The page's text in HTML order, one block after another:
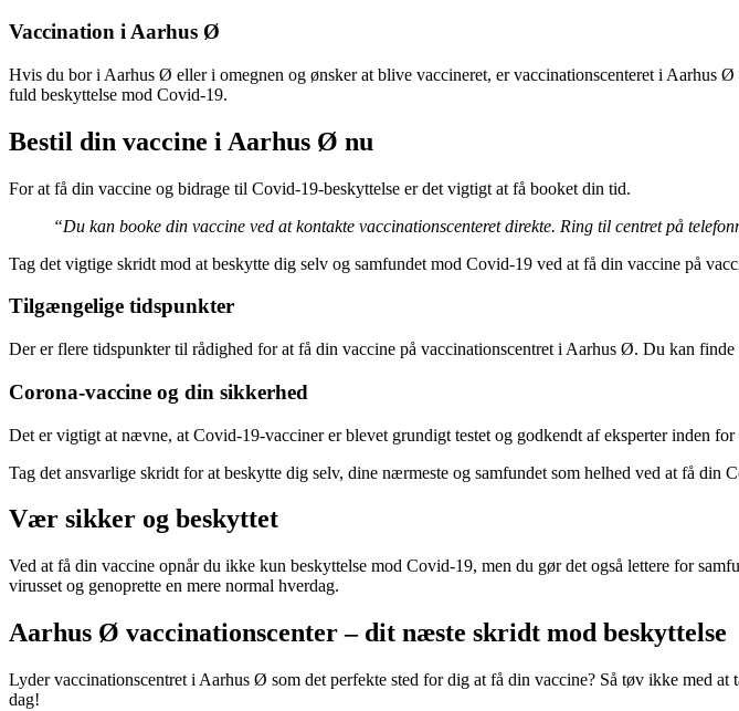
Vaccination i Aarhus Ø
Hvis du bor i Aarhus Ø eller i omegnen og ønsker at blive vaccineret, er vaccinationscenteret i Aarhus
fuld beskyttelse mod Covid-19.
Bestil din vaccine i Aarhus Ø nu
For at få din vaccine og bidrage til Covid-19-beskyttelse er det vigtigt at få booket din tid.
“Du kan booke din vaccine ved at kontakte vaccinationscenteret direkte. Ring til centret på
Tag det vigtige skridt mod at beskytte dig selv og samfundet mod Covid-19 ved at få din vaccine på
Tilgængelige tidspunkter
Der er flere tidspunkter til rådighed for at få din vaccine på vaccinationscentret i Aarhus Ø. Du kan
Corona-vaccine og din sikkerhed
Det er vigtigt at nævne, at Covid-19-vacciner er blevet grundigt testet og godkendt af eksperter inden
Tag det ansvarlige skridt for at beskytte dig selv, dine nærmeste og samfundet som helhed ved at få din
Vær sikker og beskyttet
Ved at få din vaccine opnår du ikke kun beskyttelse mod Covid-19, men du gør det også lettere for
virusset og genoprette en mere normal hverdag.
Aarhus Ø vaccinationscenter – dit næste skridt mod beskyttelse
Lyder vaccinationscentret i Aarhus Ø som det perfekte sted for dig at få din vaccine? Så tøv ikke med
dag!